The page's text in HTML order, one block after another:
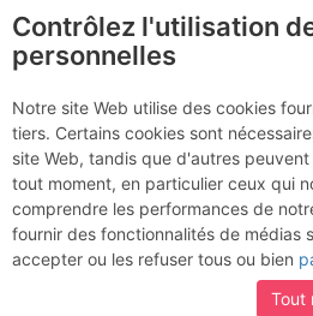
Carlit et son
Est au centre
Activités
Contributeur
Contrôlez l'utilisation
personnelles
Notre site Web utilise des cookies
tiers. Certains cookies sont
site Web, tandis que d'autres
tout moment, en particulier ceux qui
comprendre les performances de
fournir des fonctionnalités de médias
accepter ou les refuser tous ou bien
Tout